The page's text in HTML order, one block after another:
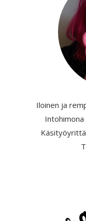
Iloinen ja
Intohimona